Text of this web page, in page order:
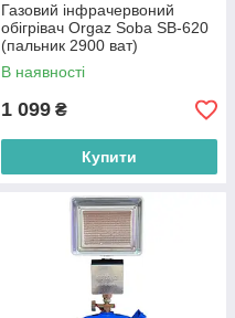
Газовий інфрачервоний
обігрівач Orgaz Soba SB-620
(пальник 2900 ват)
В наявності
1 099 ₴
Купити